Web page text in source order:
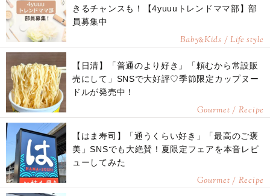
きるチャンスも！【4yuuuトレンドママ部】部
員募集中
Baby&Kids / Life style
【日清】「普通のより好き」「頼むから常設販
売にして」SNSで大好評♡季節限定カップヌー
ドルが発売中！
Gourmet / Recipe
【はま寿司】「通うくらい好き」「最高のご褒
美」SNSでも大絶賛！夏限定フェアを本音レビ
ューしてみた
Gourmet / Recipe